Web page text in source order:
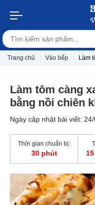
Trang chủ Vào bếp Làm
Làm tôm càng
bằng nồi chiên
Ngày cập nhật bài viết:
Thời gian chuẩn bị:
30 phút